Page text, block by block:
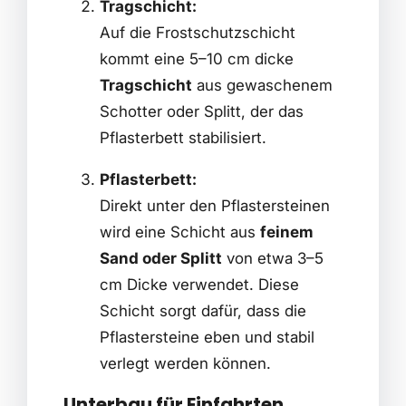
Tragschicht:
Auf die Frostschutzschicht
kommt eine 5–10 cm dicke
Tragschicht aus gewaschenem
Schotter oder Splitt, der das
Pflasterbett stabilisiert.
Pflasterbett:
Direkt unter den Pflastersteinen
wird eine Schicht aus feinem
Sand oder Splitt von etwa 3–5
cm Dicke verwendet. Diese
Schicht sorgt dafür, dass die
Pflastersteine eben und stabil
verlegt werden können.